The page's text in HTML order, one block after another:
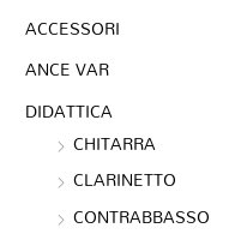
ACCESSORI
ANCE VAR
DIDATTICA
CHITARRA
CLARINETTO
CONTRABBASSO